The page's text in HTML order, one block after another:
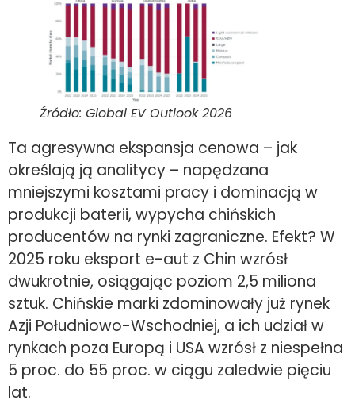
Źródło: Global EV Outlook 2026
Ta agresywna ekspansja cenowa – jak
określają ją analitycy – napędzana
mniejszymi kosztami pracy i dominacją w
produkcji baterii, wypycha chińskich
producentów na rynki zagraniczne. Efekt? W
2025 roku eksport e-aut z Chin wzrósł
dwukrotnie, osiągając poziom 2,5 miliona
sztuk. Chińskie marki zdominowały już rynek
Azji Południowo-Wschodniej, a ich udział w
rynkach poza Europą i USA wzrósł z niespełna
5 proc. do 55 proc. w ciągu zaledwie pięciu
lat.